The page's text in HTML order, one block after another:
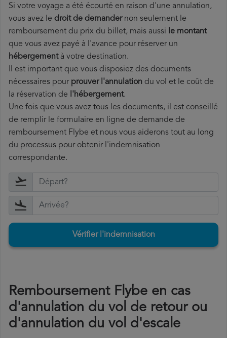
Si votre voyage a été écourté en raison d'une annulation,
vous avez le droit de demandernon seulement le
remboursement du prix du billet, mais aussi le montant
que vous avez payé à l'avance pour réserver un
hébergementà votre destination.
Il est important que vous disposiez des documents
nécessaires pour prouver l'annulation du vol et le coût de
la réservation de l'hébergement.
Une fois que vous avez tous les documents, il est conseillé
de remplir le formulaire en ligne de demande de
remboursement Flybe et nous vous aiderons tout au long
du processus pour obtenir l'indemnisation
correspondante.
Vérifier l'indemnisation
Remboursement Flybe en cas
d'annulation du vol de retour ou
d'annulation du vol d'escale